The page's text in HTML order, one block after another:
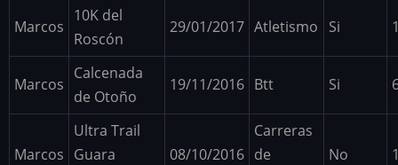
Marcos
10K del
Roscón
29/01/2017 Atletismo Si
Marcos
Calcenada
de Otoño
19/11/2016 Btt Si
Marcos
Ultra Trail
Guara
08/10/2016
Carreras
de
No